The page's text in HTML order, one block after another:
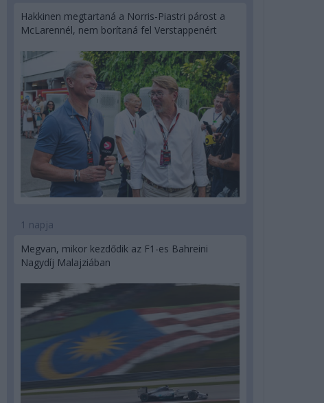
Hakkinen megtartaná a Norris-Piastri párost a
McLarennél, nem borítaná fel Verstappenért
1 napja
Megvan, mikor kezdődik az F1-es Bahreini
Nagydíj Malajziában